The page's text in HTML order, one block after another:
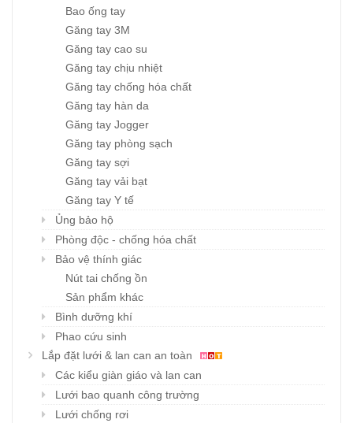
Bao ống tay
Găng tay 3M
Găng tay cao su
Găng tay chịu nhiệt
Găng tay chống hóa chất
Găng tay hàn da
Găng tay Jogger
Găng tay phòng sạch
Găng tay sợi
Găng tay vải bạt
Găng tay Y tế
Ủng bảo hộ
Phòng độc - chống hóa chất
Bảo vệ thính giác
Nút tai chống ồn
Sản phẩm khác
Bình dưỡng khí
Phao cứu sinh
Lắp đặt lưới & lan can an toàn
Các kiểu giàn giáo và lan can
Lưới bao quanh công trường
Lưới chống rơi